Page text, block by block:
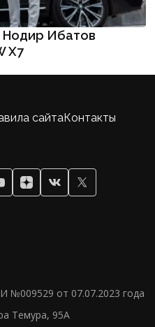
Нодир Ибатов
X7
№009529 от 07.07.2023 года
Темура, 95А
сайтаКонтакты